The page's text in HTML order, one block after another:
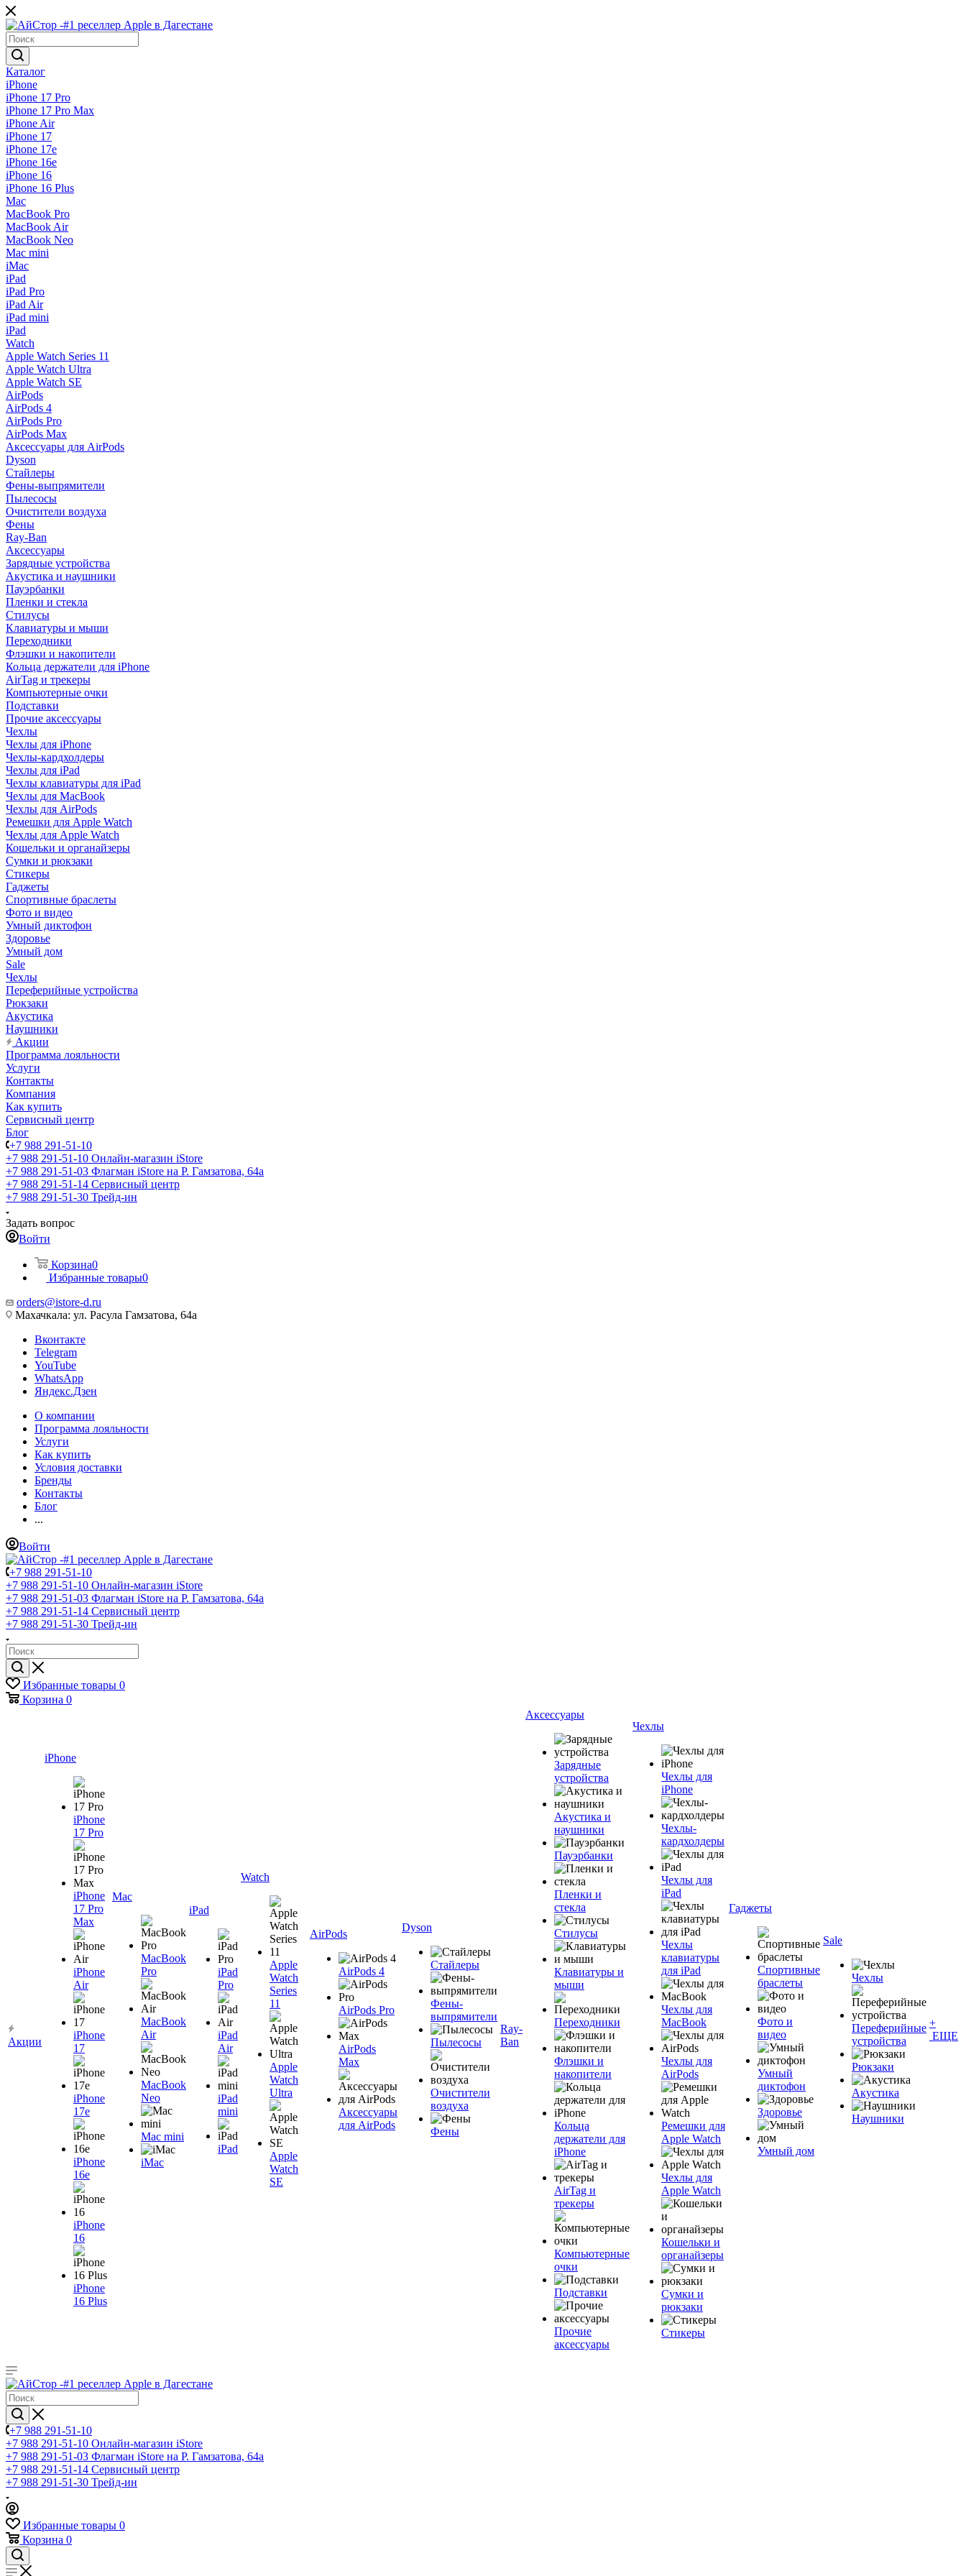
Каталог
iPhone
iPhone 17 Pro
iPhone 17 Pro Max
iPhone Air
iPhone 17
iPhone 17e
iPhone 16e
iPhone 16
iPhone 16 Plus
Mac
MacBook Pro
MacBook Air
MacBook Neo
Mac mini
iMac
iPad
iPad Pro
iPad Air
iPad mini
iPad
Watch
Apple Watch Series 11
Apple Watch Ultra
Apple Watch SE
AirPods
AirPods 4
AirPods Pro
AirPods Max
Аксессуары для AirPods
Dyson
Стайлеры
Фены-выпрямители
Пылесосы
Очистители воздуха
Фены
Ray-Ban
Аксессуары
Зарядные устройства
Акустика и наушники
Пауэрбанки
Пленки и стекла
Стилусы
Клавиатуры и мыши
Переходники
Флэшки и накопители
Кольца держатели для iPhone
AirTag и трекеры
Компьютерные очки
Подставки
Прочие аксессуары
Чехлы
Чехлы для iPhone
Чехлы-кардхолдеры
Чехлы для iPad
Чехлы клавиатуры для iPad
Чехлы для MacBook
Чехлы для AirPods
Ремешки для Apple Watch
Чехлы для Apple Watch
Кошельки и органайзеры
Сумки и рюкзаки
Стикеры
Гаджеты
Спортивные браслеты
Фото и видео
Умный диктофон
Здоровье
Умный дом
Sale
Чехлы
Переферийные устройства
Рюкзаки
Акустика
Наушники
Акции
Программа лояльности
Услуги
Контакты
Компания
Как купить
Сервисный центр
Блог
+7 988 291-51-10
+7 988 291-51-10 Онлайн-магазин iStore
+7 988 291-51-03 Флагман iStore на Р. Гамзатова, 64а
+7 988 291-51-14 Сервисный центр
+7 988 291-51-30 Трейд-ин
Задать вопрос
Войти
Корзина0
Избранные товары0
orders@istore-d.ru
Махачкала: ул. Расула Гамзатова, 64а
Вконтакте
Telegram
YouTube
WhatsApp
Яндекс.Дзен
О компании
Программа лояльности
Услуги
Как купить
Условия доставки
Бренды
Контакты
Блог
...
Войти
+7 988 291-51-10
+7 988 291-51-10 Онлайн-магазин iStore
+7 988 291-51-03 Флагман iStore на Р. Гамзатова, 64а
+7 988 291-51-14 Сервисный центр
+7 988 291-51-30 Трейд-ин
Избранные товары 0
Корзина 0
Акции
iPhone
iPhone
17 Pro
iPhone
17 Pro
Max
iPhone
Air
iPhone
17
iPhone
17e
iPhone
16e
iPhone
16
iPhone
16 Plus
Mac
MacBook
Pro
MacBook
Air
MacBook
Neo
Mac mini
iMac
iPad
iPad
Pro
iPad
Air
iPad
mini
iPad
Watch
Apple
Watch
Series
11
Apple
Watch
Ultra
Apple
Watch
SE
AirPods
AirPods 4
AirPods Pro
AirPods
Max
Аксессуары
для AirPods
Dyson
Стайлеры
Фены-
выпрямители
Пылесосы
Очистители
воздуха
Фены
Ray-
Ban
Аксессуары
Зарядные
устройства
Акустика и
наушники
Пауэрбанки
Пленки и
стекла
Стилусы
Клавиатуры и
мыши
Переходники
Флэшки и
накопители
Кольца
держатели для
iPhone
AirTag и
трекеры
Компьютерные
очки
Подставки
Прочие
аксессуары
Чехлы
Чехлы для
iPhone
Чехлы-
кардхолдеры
Чехлы для
iPad
Чехлы
клавиатуры
для iPad
Чехлы для
MacBook
Чехлы для
AirPods
Ремешки для
Apple Watch
Чехлы для
Apple Watch
Кошельки и
органайзеры
Сумки и
рюкзаки
Стикеры
Гаджеты
Спортивные
браслеты
Фото и
видео
Умный
диктофон
Здоровье
Умный дом
Sale
Чехлы
Переферийные
устройства
Рюкзаки
Акустика
Наушники
+
ЕЩЕ
+7 988 291-51-10
+7 988 291-51-10 Онлайн-магазин iStore
+7 988 291-51-03 Флагман iStore на Р. Гамзатова, 64а
+7 988 291-51-14 Сервисный центр
+7 988 291-51-30 Трейд-ин
Избранные товары 0
Корзина 0